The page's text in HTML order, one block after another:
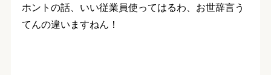
ホントの話、いい従業員使ってはるわ、お世辞言う
てんの違いますねん！